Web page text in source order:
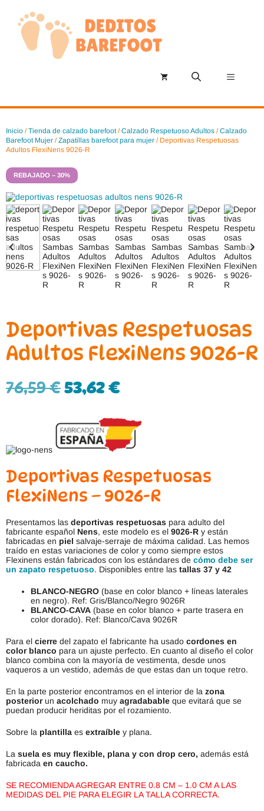
contenido
Menú
Inicio /Tienda de calzado barefoot/Calzado Respetuoso Adultos /Calzado
Barefoot Mujer /Zapatillas barefoot para mujer / Deportivas Respetuosas
Adultos FlexiNens 9026-R
REBAJADO – 30%
Deportivas Respetuosas
Adultos FlexiNens 9026-R
76,59€53,62€
Deportivas Respetuosas
FlexiNens – 9026-R
Presentamos las deportivas respetuosas para adulto del
fabricante español Nens, este modelo es el 9026-R y están
fabricadas en piel salvaje-serraje de máxima calidad. Las hemos
traído en estas variaciones de color y como siempre estos
Flexinens están fabricados con los estándares de cómo debe ser
un zapato respetuoso. Disponibles entre las tallas 37 y 42
BLANCO-NEGRO (base en color blanco + líneas laterales
en negro). Ref: Gris/Blanco/Negro 9026R
BLANCO-CAVA (base en color blanco + parte trasera en
color dorado). Ref: Blanco/Cava 9026R
Para el cierre del zapato el fabricante ha usado cordones en
color blanco para un ajuste perfecto. En cuanto al diseño el color
blanco combina con la mayoría de vestimenta, desde unos
vaqueros a un vestido, además de que estas dan un toque retro.
En la parte posterior encontramos en el interior de la zona
posteriorun acolchado muy agradabable que evitará que se
puedan producir heriditas por el rozamiento.
Sobre la plantilla es extraíble y plana.
La suela es muy flexible, plana y con drop cero, además está
fabricada en caucho.
SE RECOMIENDA AGREGAR ENTRE 0.8 CM – 1.0 CM A LAS
MEDIDAS DEL PIE PARA ELEGIR LA TALLA CORRECTA.